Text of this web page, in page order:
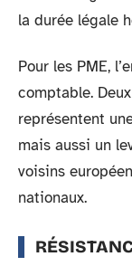
la durée légale
Pour les PME,
comptable.
représentent
mais aussi un
voisins
nationaux.